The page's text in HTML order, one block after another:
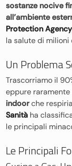
sostanze nocive
all’ambiente
Protection Agency
la salute di milioni
Un Problema
Trascorriamo il
eppure raramente
indoorche
Sanità ha
le principali
Le Principali